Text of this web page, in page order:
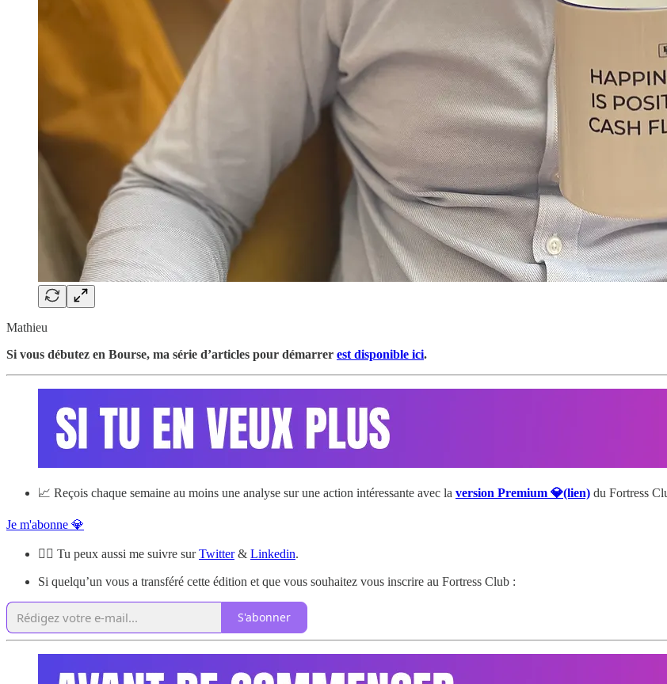
Mathieu
Si vous débutez en Bourse, ma série d’articles pour démarrer est disponible ici.
📈 Reçois chaque semaine au moins une analyse sur une action intéressante avec la version Premium 💎(lien) du Fortress
Je m'abonne 💎
🙋‍♂️ Tu peux aussi me suivre surTwitter& Linkedin.
Si quelqu’un vous a transféré cette édition et que vous souhaitez vous inscrire au Fortress Club :
S'abonner